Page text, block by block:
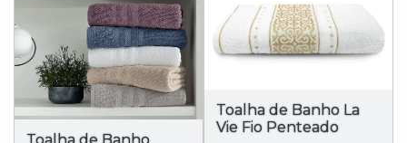
Toalha de Banho
Toalha de Banho La
Vie Fio Penteado